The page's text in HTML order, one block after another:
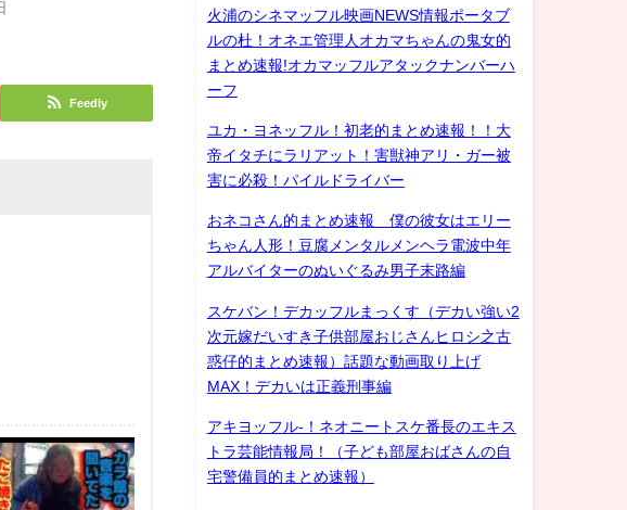
Feedly
火浦のシネマッフル映画NEWS情報ポータブ
ルの杜！オネエ管理人オカマちゃんの鬼女的
まとめ速報!オカマッフルアタックナンバーハ
ーフ
ユカ・ヨネッフル！初老的まとめ速報！！大
帝イタチにラリアット！害獣神アリ・ガー被
害に必殺！パイルドライバー
おネコさん的まとめ速報 僕の彼女はエリー
ちゃん人形！豆腐メンタルメンヘラ電波中年
アルバイターのぬいぐるみ男子末路編
スケバン！デカッフルまっくす（デカい強い2
次元嫁だいすき子供部屋おじさんヒロシ之古
惑仔的まとめ速報）話題な動画取り上げ
MAX！デカいは正義刑事編
アキヨッフル-！ネオニートスケ番長のエキス
トラ芸能情報局！（子ども部屋おばさんの自
宅警備員的まとめ速報）